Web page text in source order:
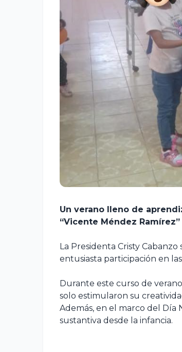
Un verano lleno de
“Vicente Méndez Ramírez”
La Presidenta Cristy Cabanzo
entusiasta participación en
Durante este curso de
solo estimularon su
Además, en el marco del Día
sustantiva desde la infancia.